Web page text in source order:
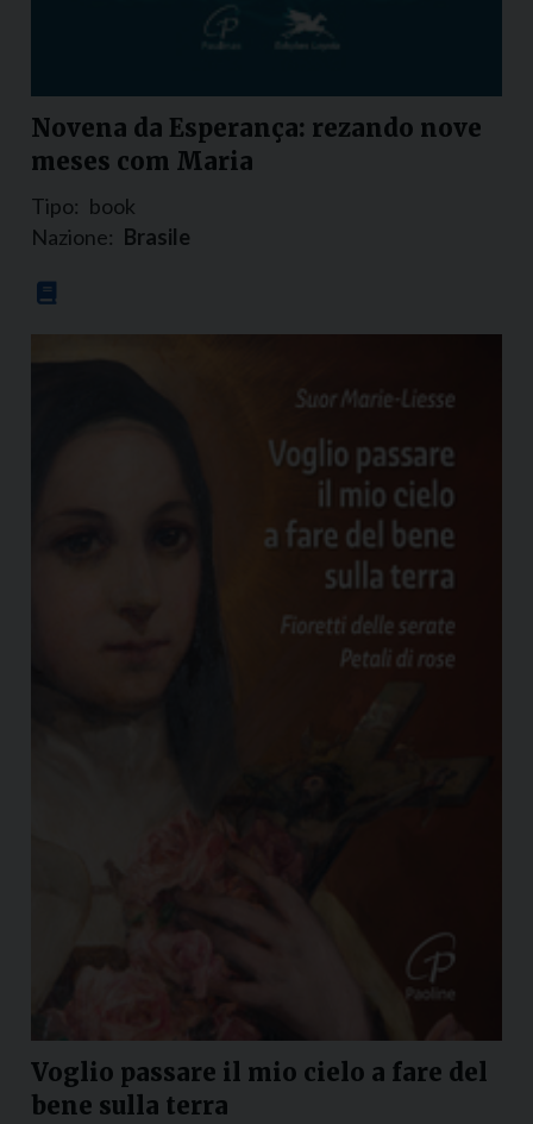
Novena da Esperança: rezando nove
meses com Maria
Tipo: book
Nazione: Brasile
Voglio passare il mio cielo a fare del
bene sulla terra